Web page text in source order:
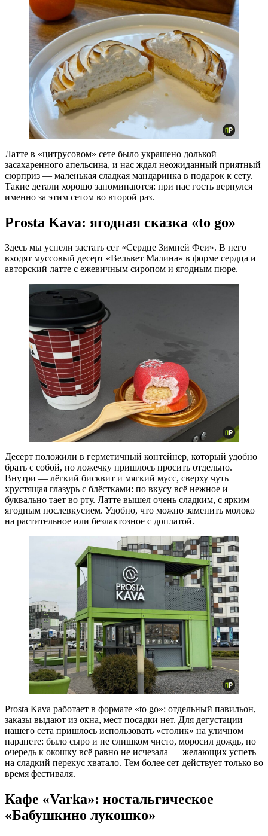
Латте в «цитрусовом» сете было украшено долькой
засахаренного апельсина, и нас ждал неожиданный приятный
сюрприз — маленькая сладкая мандаринка в подарок к сету.
Такие детали хорошо запоминаются: при нас гость вернулся
именно за этим сетом во второй раз.
Prosta Kava: ягодная сказка «to go»
Здесь мы успели застать сет «Сердце Зимней Феи». В него
входят муссовый десерт «Вельвет Малина» в форме сердца и
авторский латте с ежевичным сиропом и ягодным пюре.
Десерт положили в герметичный контейнер, который удобно
брать с собой, но ложечку пришлось просить отдельно.
Внутри — лёгкий бисквит и мягкий мусс, сверху чуть
хрустящая глазурь с блёстками: по вкусу всё нежное и
буквально тает во рту. Латте вышел очень сладким, с ярким
ягодным послевкусием. Удобно, что можно заменить молоко
на растительное или безлактозное с доплатой.
Prosta Kava работает в формате «to go»: отдельный павильон,
заказы выдают из окна, мест посадки нет. Для дегустации
нашего сета пришлось использовать «столик» на уличном
парапете: было сыро и не слишком чисто, моросил дождь, но
очередь к окошку всё равно не исчезала — желающих успеть
на сладкий перекус хватало. Тем более сет действует только во
время фестиваля.
Кафе «Varka»: ностальгическое
«Бабушкино лукошко»